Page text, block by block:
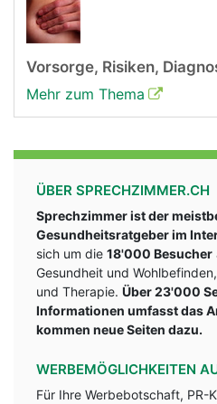
Vorsorge, Risiken,
Mehr zum Thema
ÜBER SPRECHZIMMER.CH
Sprechzimmer ist der
Gesundheitsratgeber im
sich um die 18'000 Besucher
Gesundheit und
und Therapie. Über 23'000
Informationen umfasst das
kommen neue Seiten dazu.
WERBEMÖGLICHKEITEN
Für Ihre Werbebotschaft, PR-